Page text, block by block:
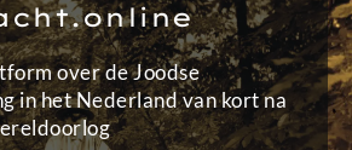
over de Joodse
in het Nederland van kort na